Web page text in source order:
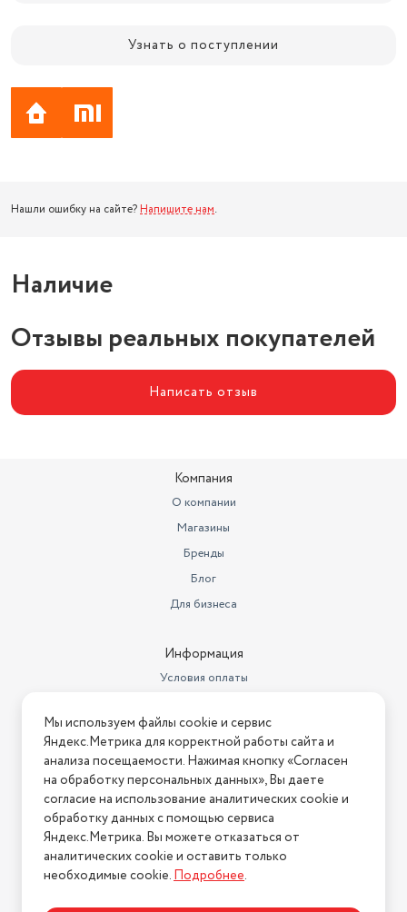
Узнать о поступлении
Нашли ошибку на сайте? Напишите нам.
Наличие
Отзывы реальных покупателей
Написать отзыв
Компания
О компании
Магазины
Бренды
Блог
Для бизнеса
Информация
Условия оплаты
Условия возврата
Нашли ошибку на сайте? Напишите нам
2026 © Интернет-магазин "АстМаркет". У нас есть всё!
Политика конфиденциальности
Мы используем файлы cookie и сервис
Яндекс.Метрика для корректной работы сайта и
анализа посещаемости. Нажимая кнопку «Согласен
на обработку персональных данных», Вы даете
согласие на использование аналитических cookie и
обработку данных с помощью сервиса
Яндекс.Метрика. Вы можете отказаться от
аналитических cookie и оставить только
необходимые cookie.Подробнее.